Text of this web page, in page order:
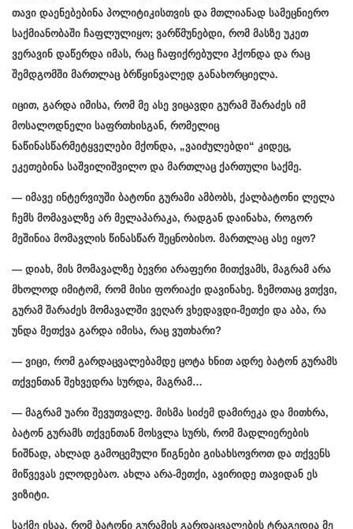
თავი დაენებებინა პოლიტიკისთვის და მთლიანად სამეცნიერო
საქმიანობაში ჩაფლულიყო; ვარწმუნებდი, რომ მასზე უკეთ
ვერავინ დაწერდა იმას, რაც ჩაფიქრებული ჰქონდა და რაც
შემდგომში მართლაც ბრწყინვალედ განახორციელა.
იცით, გარდა იმისა, რომ მე ასე ვიცავდი გურამ შარაძეს იმ
მოსალოდნელი საფრთხისგან, რომელიც
ნაწინასწარმეტყველები მქონდა, „ვაიძულებდი“ კიდეც,
ეკეთებინა საშვილიშვილო და მართლაც ქართული საქმე.
— იმავე ინტერვიუში ბატონი გურამი ამბობს, ქალბატონი ლელა
ჩემს მომავალზე არ მელაპარაკა, რადგან დაინახა, როგორ
მეშინია მომავლის წინასწარ შეცნობისო. მართლაც ასე იყო?
— დიახ, მის მომავალზე ბევრი არაფერი მითქვამს, მაგრამ არა
მხოლოდ იმიტომ, რომ მისი ფორიაქი დავინახე. ზემოთაც ვთქვი,
გურამ შარაძეს მომავალში ვეღარ ვხედავდი-მეთქი და აბა, რა
უნდა მეთქვა გარდა იმისა, რაც ვუთხარი?
— ვიცი, რომ გარდაცვალებამდე ცოტა ხნით ადრე ბატონ გურამს
თქვენთან შეხვედრა სურდა, მაგრამ…
— მაგრამ უარი შევუთვალე. მისმა სიძემ დამირეკა და მითხრა,
ბატონ გურამს თქვენთან მოსვლა სურს, რომ მადლიერების
ნიშნად, ახლად გამოცემული წიგნები გისახსოვროთ და თქვენს
მიწვევას ელოდებაო. ახლა არა-მეთქი, ავირიდე თავიდან ეს
ვიზიტი.
საქმე ისაა, რომ ბატონი გურამის გარდაცვალების ტრაგედია მე